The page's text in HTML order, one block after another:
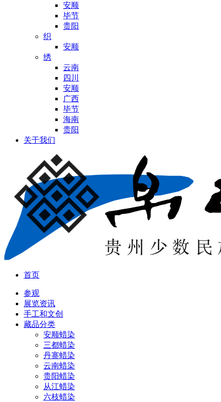
安顺
毕节
贵阳
织
安顺
绣
云南
四川
安顺
广西
毕节
海南
贵阳
关于我们
首页
参观
展览资讯
手工和文创
藏品分类
安顺蜡染
三都蜡染
丹寨蜡染
云南蜡染
贵阳蜡染
从江蜡染
六枝蜡染